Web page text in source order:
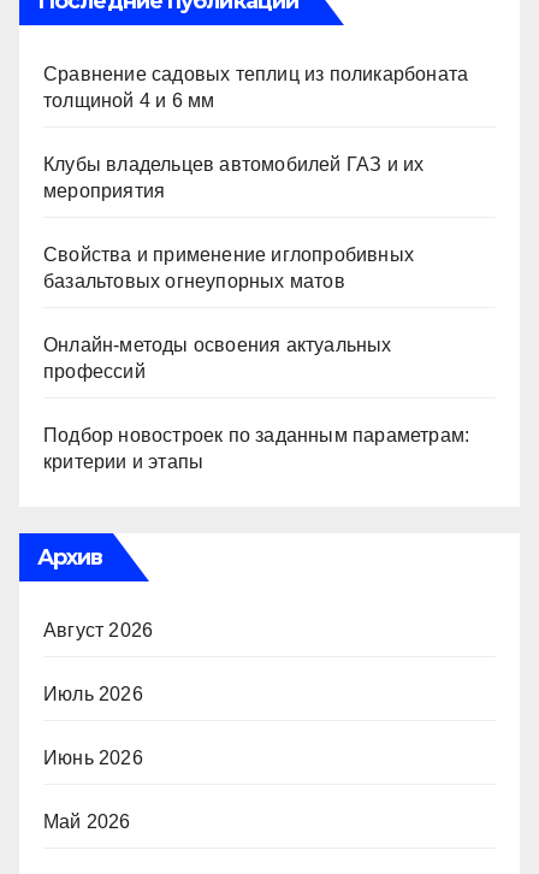
Сравнение садовых теплиц из поликарбоната
толщиной 4 и 6 мм
Клубы владельцев автомобилей ГАЗ и их
мероприятия
Свойства и применение иглопробивных
базальтовых огнеупорных матов
Онлайн-методы освоения актуальных
профессий
Подбор новостроек по заданным параметрам:
критерии и этапы
Архив
Август 2026
Июль 2026
Июнь 2026
Май 2026